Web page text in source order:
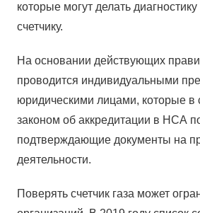
которые могут делать
счетчику.
На основании действующих
проводится индивидуальными
юридическими лицами, которые в
законом об аккредитации в НСА
подтверждающие документы на
деятельности.
Поверять счетчик газа может